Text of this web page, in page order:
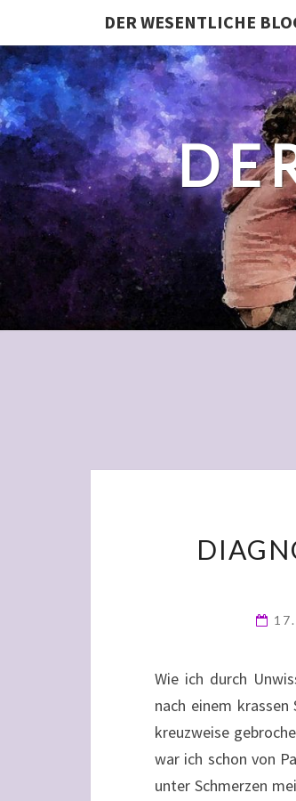
DER WESENTLICHE
Wie ich durch
nach einem
kreuzweise
war ich schon von
unter Schmerzen